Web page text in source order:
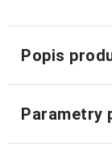
Popis
Parametry